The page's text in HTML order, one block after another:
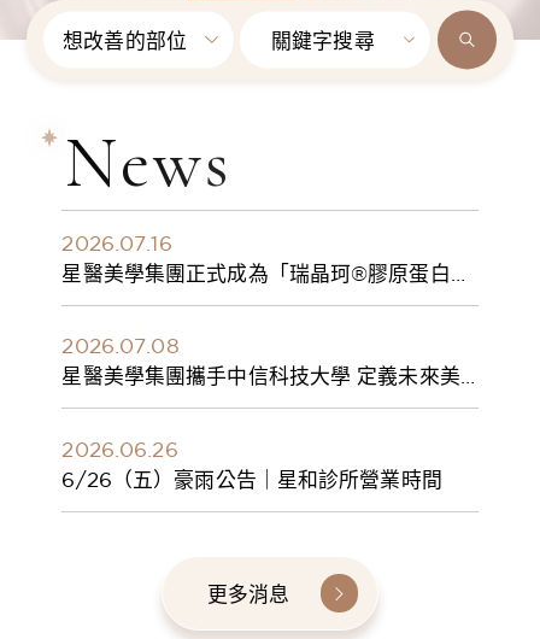
想改善的部位 關鍵字搜尋
News
2026.07.16
星醫美學集團正式成為「瑞晶珂®膠原蛋白植
入劑」台灣獨家總代理
2026.07.08
星醫美學集團攜手中信科技大學 定義未來美
學人才新標準 建構健康美學產學共育模式 串
2026.06.26
6/26（五）豪雨公告｜星和診所營業時間
更多消息